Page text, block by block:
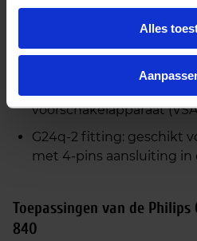
Alles
Installatie
Hoogfrequent
Direct op netspanning
voorschakelapparaat
G24q‑2 fitting: geschikt
met 4‑pins aansluiting in
Toepassingen van de Philips
840